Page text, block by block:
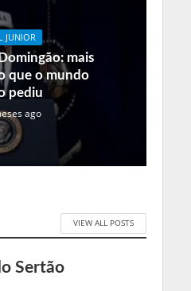
JUNIOR
mais
que o mundo
pediu
ago
VIEW ALL POSTS
Sertão